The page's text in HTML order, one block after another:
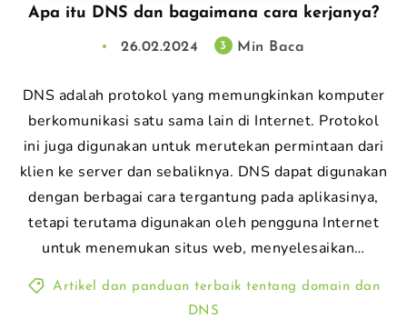
Apa itu DNS dan bagaimana cara kerjanya?
26.02.2024 3 Min Baca
DNS adalah protokol yang memungkinkan komputer
berkomunikasi satu sama lain di Internet. Protokol
ini juga digunakan untuk merutekan permintaan dari
klien ke server dan sebaliknya. DNS dapat digunakan
dengan berbagai cara tergantung pada aplikasinya,
tetapi terutama digunakan oleh pengguna Internet
untuk menemukan situs web, menyelesaikan…
Artikel dan panduan terbaik tentang domain dan
DNS